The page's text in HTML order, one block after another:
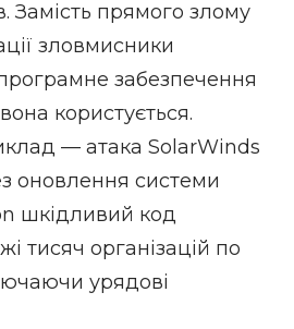
Замість прямого злому
зловмисники
забезпечення
користується.
— атака SolarWinds
оновлення системи
шкідливий код
тисяч організацій по
урядові